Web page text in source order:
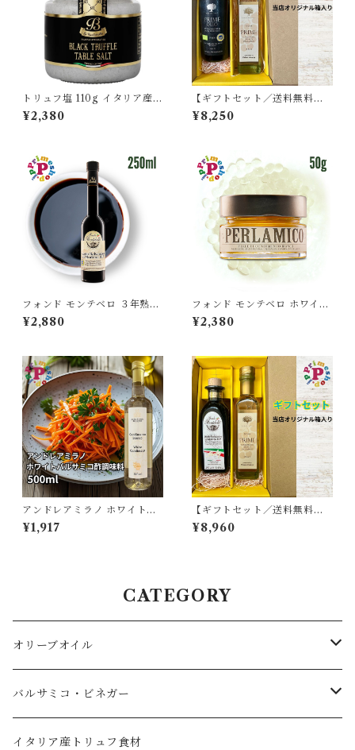
トリュフ塩 110g イタリア産
黒トリュフ塩 ブラックサマー
トリュフ La Rustichella
¥2,380
【ギフトセット／送料無料】
プライムオーリオ WG エキス
トラバージンオリーブオイル
ml モデナ産
¥8,250
フォンド モンテベロ ３年熟成
伝統バルサミコ酢 モデナ産 25
0ml IGP認定 濃度1.21 FOND
¥2,880
フォンド モンテベロ ホワイト
バルサミコ パール モデナ産50
g FONDO MONTEBELLO
¥2,380
アンドレアミラノ ホワイトバ
ルサミコ酢調味料 Andrea Mi
lano del Duomo
¥1,917
【ギフトセット／送料無料】
プライムホワイトバルサミコ
酢 250ml と フォンドモンテ
¥8,960
CATEGORY
オリーブオイル
エキストラバージンオリーブオイル
フレーバーオイル
バルサミコ・ビネガー
黒バルサミコ
イタリア産トリュフ食材